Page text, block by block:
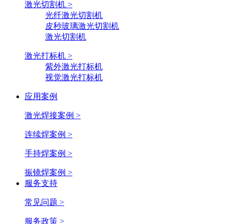
激光切割机 >
光纤激光切割机
皮秒玻璃激光切割机
激光切割机
激光打标机 >
紫外激光打标机
视觉激光打标机
应用案例
激光焊接案例 >
连续焊案例 >
手持焊案例 >
振镜焊案例 >
服务支持
常见问题 >
服务政策 >